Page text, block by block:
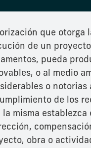
que otorga
de un
pueda
o al medio
o
de los
la misma
obra o